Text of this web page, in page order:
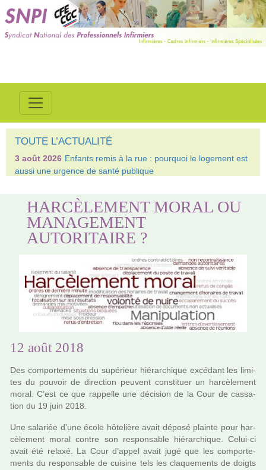
TOUTE L’ACTUALITÉ
3 août 2026 Enfants remis à la rue : pourquoi le logement est
aussi une urgence de santé publique
HARCÈLEMENT MORAL OU
MANAGEMENT
AUTORITAIRE ?
12 août 2018
Des com­por­te­ments du supé­rieur hié­rar­chi­que excé­dant les limi­
tes du pou­voir de direc­tion peu­vent cons­ti­tuer un har­cè­le­ment
moral. C’est ce que rap­pelle une déci­sion de la Cour de cas­sa­
tion du 19 juin 2018.
Une sala­riée d’une école hôte­lière avait déposé plainte pour har­
cè­le­ment moral contre son res­pon­sa­ble hié­rar­chi­que. Celui-ci
avait été relaxé. La Cour d’appel avait jugé que les com­por­te­
ments du res­pon­sa­ble de cui­sine tels les cla­que­ments de doigts